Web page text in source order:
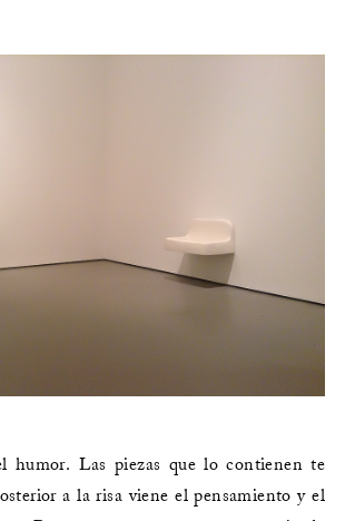
humor. Las piezas que lo contienen te
a la risa viene el pensamiento y el